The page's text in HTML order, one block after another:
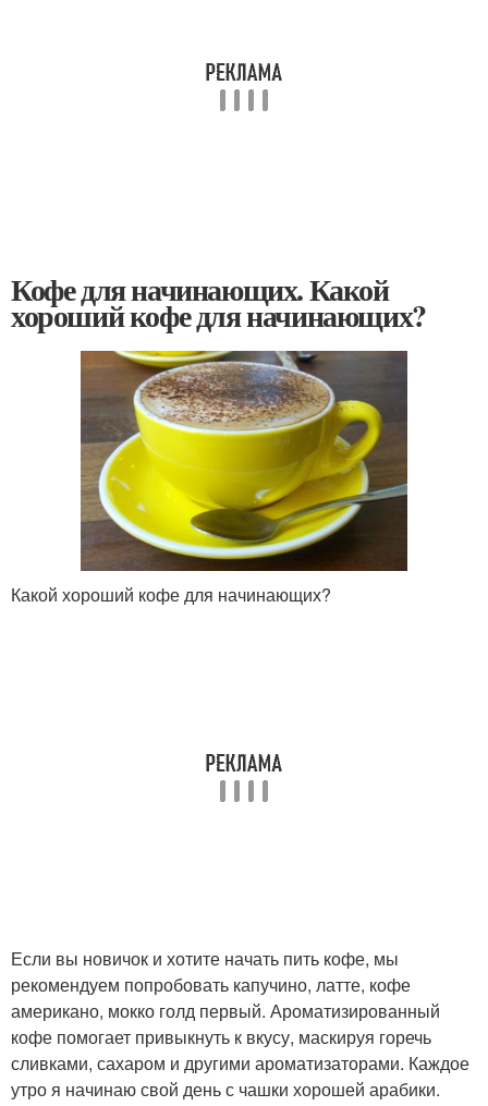
Кофе для начинающих. Какой
хороший кофе для начинающих?
Какой хороший кофе для начинающих?
Если вы новичок и хотите начать пить кофе, мы
рекомендуем попробовать капучино, латте, кофе
американо, мокко голд первый. Ароматизированный
кофе помогает привыкнуть к вкусу, маскируя горечь
сливками, сахаром и другими ароматизаторами. Каждое
утро я начинаю свой день с чашки хорошей арабики.